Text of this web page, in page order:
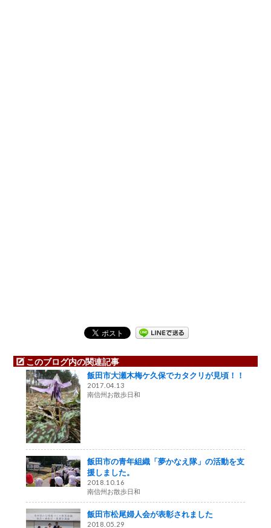
このブログ内の関連記事
飯田市大瀬木梅ケ久保でカタクリが見頃！！
2017.04.13
南信州お散歩日和
飯田市の青年組織「夢かなえ隊」の活動を支
援しました。
2018.10.16
南信州お散歩日和
飯田市松尾婦人会が表彰されました
2018.05.29